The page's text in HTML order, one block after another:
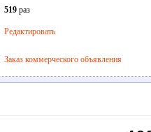
519раз
Редактировать
Заказ коммерческого объявления